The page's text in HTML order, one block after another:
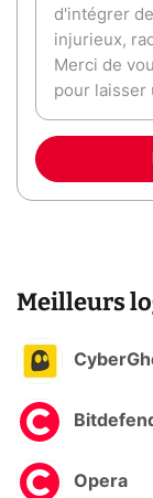
Meilleurs
Opera